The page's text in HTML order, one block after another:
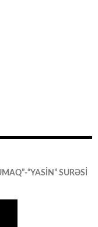
“YASİN” SURƏSİ